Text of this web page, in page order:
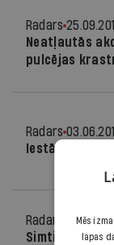
Radars
Neatļautās
pulcējas
Radars
Iestādi kaut
Radars
Simtiem
Mēs
lapas